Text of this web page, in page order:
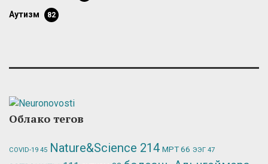
аутизм 82
Облако тегов
COVID-19 45 Nature&Science 214 МРТ66 ЭЭГ 47